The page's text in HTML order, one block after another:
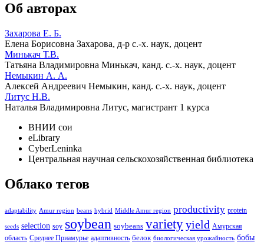
Об авторах
Захарова Е. Б.
Елена Борисовна Захарова, д-р с.-х. наук, доцент
Минькач Т.В.
Татьяна Владимировна Минькач, канд. с.-х. наук, доцент
Немыкин А. А.
Алексей Андреевич Немыкин, канд. с.-х. наук, доцент
Литус Н.В.
Наталья Владимировна Литус, магистрант 1 курса
ВНИИ сои
eLibrary
CyberLeninka
Центральная научная сельскохозяйственная библиотека
Облако тегов
adaptability Amur region beans hybrid Middle Amur region productivity protein
seeds selection soy soybean soybeans varietyyield Амурская
область Среднее Приамурье адаптивность белок биологическая урожайность бобы